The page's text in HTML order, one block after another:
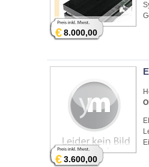
€8.000,00
€3.600,00